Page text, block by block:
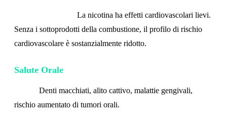
La nicotina ha effetti cardiovascolari lievi.
Senza i sottoprodotti della combustione, il profilo di rischio
cardiovascolare è sostanzialmente ridotto.
Salute Orale
Denti macchiati, alito cattivo, malattie gengivali,
rischio aumentato di tumori orali.